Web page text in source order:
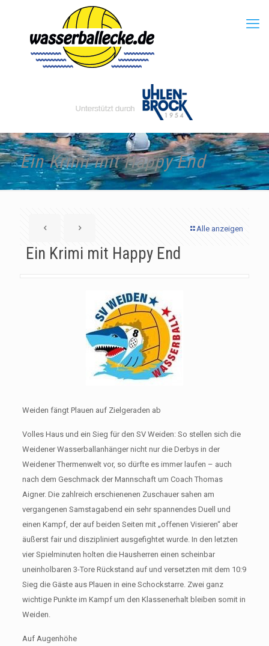
Ein Krimi mit Happy End
Alle anzeigen
Ein Krimi mit Happy End
Weiden fängt Plauen auf Zielgeraden ab
Volles Haus und ein Sieg für den SV Weiden: So stellen sich die
Weidener Wasserballanhänger nicht nur die Derbys in der
Weidener Thermenwelt vor, so dürfte es immer laufen – auch
nach dem Geschmack der Mannschaft um Coach Thomas
Aigner. Die zahlreich erschienenen Zuschauer sahen am
vergangenen Samstagabend ein sehr spannendes Duell und
einen Kampf, der auf beiden Seiten mit „offenen Visieren“ aber
äußerst fair und diszipliniert ausgefightet wurde. In den letzten
vier Spielminuten holten die Hausherren einen scheinbar
uneinholbaren 3-Tore Rückstand auf und versetzten mit dem 10:9
Sieg die Gäste aus Plauen in eine Schockstarre. Zwei ganz
wichtige Punkte im Kampf um den Klassenerhalt bleiben somit in
Weiden.
Auf Augenhöhe